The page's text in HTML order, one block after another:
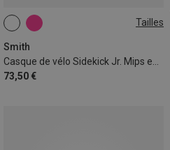
Tailles
Smith
73,50 €
48-52CM